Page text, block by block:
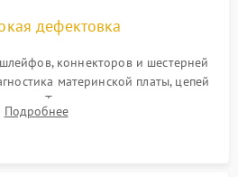
дефектовка
коннекторов и шестерней
материнской платы, цепей
Тестирование механизма
стабилизации.
Подробнее